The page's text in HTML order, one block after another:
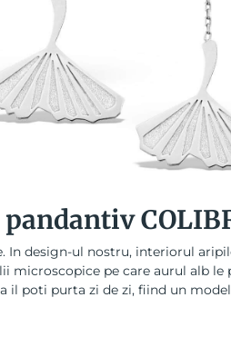
In design-ul nostru, interiorul
microscopice pe care aurul alb le
il poti purta zi de zi, fiind un